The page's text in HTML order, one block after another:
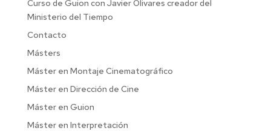
Curso de Guion con Javier Olivares creador del
Ministerio del Tiempo
Contacto
Másters
Máster en Montaje Cinematográfico
Máster en Dirección de Cine
Máster en Guion
Máster en Interpretación